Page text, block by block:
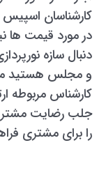
کارشناسان
در مورد قیمت ها
دنبال سازه
و مجلس هستید می
کارشناس مربوطه
جلب رضایت
را برای مشتری